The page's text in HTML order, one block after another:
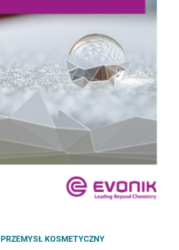
PRZEMYSŁ KOSMETYCZNY